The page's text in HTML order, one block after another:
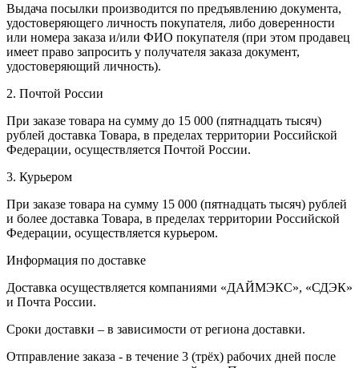
Выдача посылки производится по предъявлению документа,
удостоверяющего личность покупателя, либо доверенности
или номера заказа и/или ФИО покупателя (при этом продавец
имеет право запросить у получателя заказа документ,
удостоверяющий личность).
2. Почтой России
При заказе товара на сумму до 15 000 (пятнадцать тысяч)
рублей доставка Товара, в пределах территории Российской
Федерации, осуществляется Почтой России.
3. Курьером
При заказе товара на сумму 15 000 (пятнадцать тысяч) рублей
и более доставка Товара, в пределах территории Российской
Федерации, осуществляется курьером.
Информация по доставке
Доставка осуществляется компаниями «ДАЙМЭКС», «СДЭК»
и Почта России.
Сроки доставки – в зависимости от региона доставки.
Отправление заказа - в течение 3 (трёх) рабочих дней после